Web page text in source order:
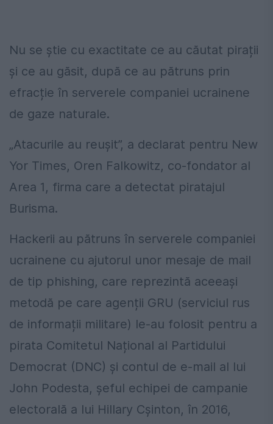
Nu se știe cu exactitate ce au căutat pirații
și ce au găsit, după ce au pătruns prin
efracție în serverele companiei ucrainene
de gaze naturale.
„Atacurile au reușit”, a declarat pentru New
Yor Times, Oren Falkowitz, co-fondator al
Area 1, firma care a detectat piratajul
Burisma.
Hackerii au pătruns în serverele companiei
ucrainene cu ajutorul unor mesaje de mail
de tip phishing, care reprezintă aceeași
metodă pe care agenții GRU (serviciul rus
de informații militare) le-au folosit pentru a
pirata Comitetul Național al Partidului
Democrat (DNC) și contul de e-mail al lui
John Podesta, șeful echipei de campanie
electorală a lui Hillary Cșinton, în 2016,